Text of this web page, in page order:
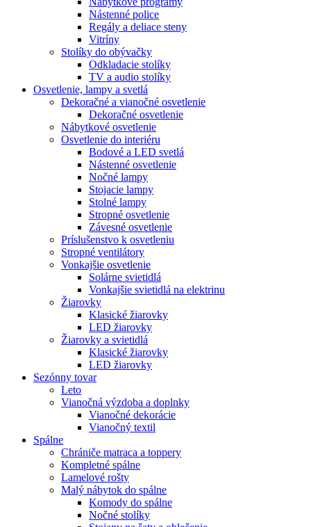
Nástenné police
Regály a deliace steny
Vitríny
Stolíky do obývačky
Odkladacie stolíky
TV a audio stolíky
Osvetlenie, lampy a svetlá
Dekoračné a vianočné osvetlenie
Dekoračné osvetlenie
Nábytkové osvetlenie
Osvetlenie do interiéru
Bodové a LED svetlá
Nástenné osvetlenie
Nočné lampy
Stojacie lampy
Stolné lampy
Stropné osvetlenie
Závesné osvetlenie
Príslušenstvo k osvetleniu
Stropné ventilátory
Vonkajšie osvetlenie
Solárne svietidlá
Vonkajšie svietidlá na elektrinu
Žiarovky
Klasické žiarovky
LED žiarovky
Žiarovky a svietidlá
Klasické žiarovky
LED žiarovky
Sezónny tovar
Leto
Vianočná výzdoba a doplnky
Vianočné dekorácie
Vianočný textil
Spálne
Chrániče matraca a toppery
Kompletné spálne
Lamelové rošty
Malý nábytok do spálne
Komody do spálne
Nočné stolíky